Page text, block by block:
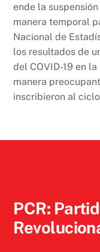
ende la
manera temporal
Nacional de
los resultados de
del COVID-19 en
manera
inscribieron al
PCR: